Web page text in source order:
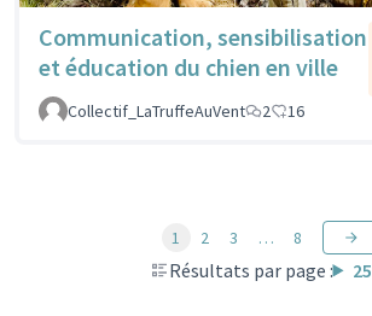
Communication, sensibilisation
et éducation du chien en ville
Collectif_LaTruffeAuVent
2 16
Résultats par page : 25
1 2 3 … 8